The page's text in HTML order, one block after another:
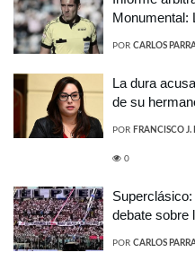
Monumental:
POR CARLOS
La dura
de su
POR FRANCISCO J.
0
debate sobre
POR CARLOS